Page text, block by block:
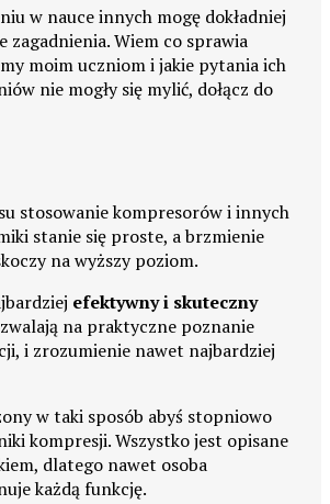
w nauce innych mogę dokładniej
zagadnienia. Wiem co sprawia
moim uczniom i jakie pytania ich
nie mogły się mylić, dołącz do
stosowanie kompresorów i innych
stanie się proste, a brzmienie
na wyższy poziom.
efektywny i skuteczny
na praktyczne poznanie
i zrozumienie nawet najbardziej
w taki sposób abyś stopniowo
kompresji. Wszystko jest opisane
dlatego nawet osoba
każdą funkcję.